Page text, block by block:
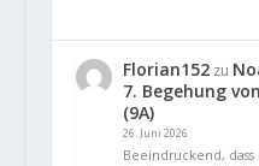
Florian152zu
7. Begehung
(9A)
26. Juni 2026
Beeindruckend,